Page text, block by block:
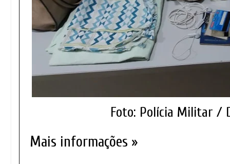
Foto: Polícia Militar /
Mais informações »